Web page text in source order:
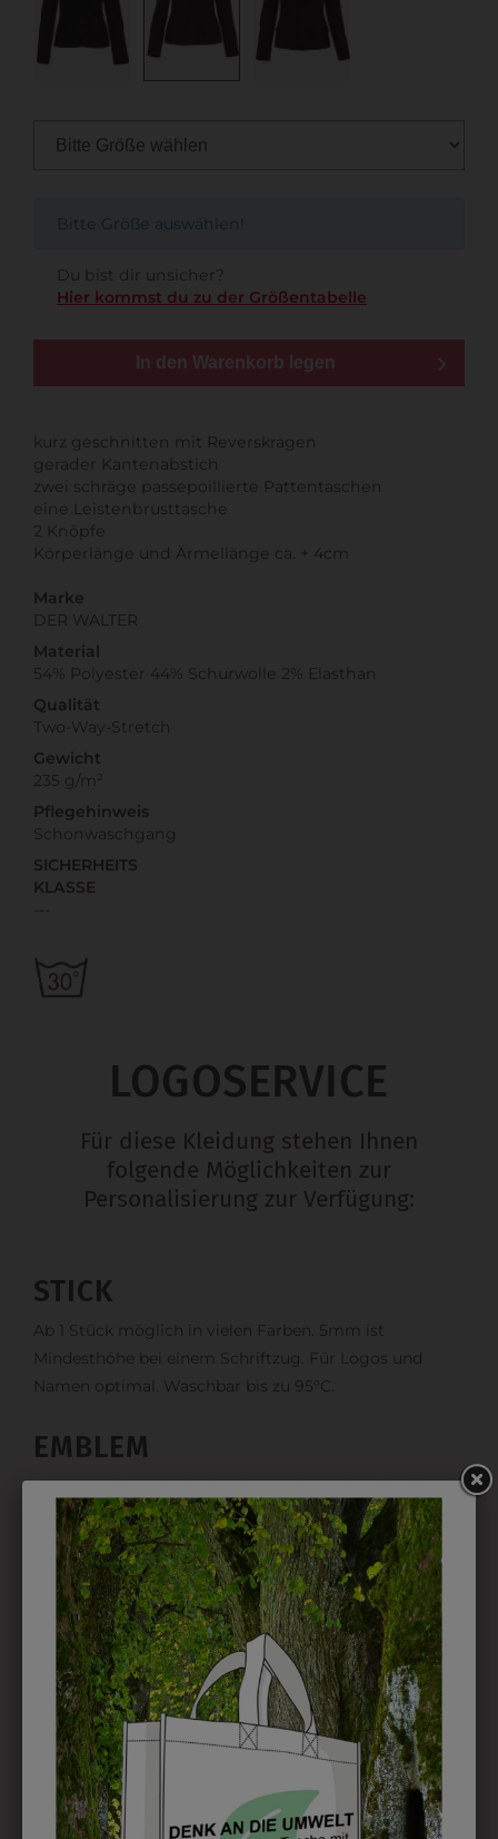
Bitte Größe auswählen!
Du bist dir unsicher?
Hier kommst du zu der Größentabelle
In den Warenkorb legen
kurz geschnitten mit Reverskragen
gerader Kantenabstich
zwei schräge passepoillierte Pattentaschen
eine Leistenbrusttasche
2 Knöpfe
Körperlänge und Ärmellänge ca. + 4cm
Marke
DER WALTER
Material
54% Polyester 44% Schurwolle 2% Elasthan
Qualität
Two-Way-Stretch
Gewicht
235 g/m²
Pflegehinweis
Schonwaschgang
SICHERHEITS
KLASSE
LOGOSERVICE
Für diese Kleidung stehen Ihnen
folgende Möglichkeiten zur
Personalisierung zur Verfügung:
STICK
Ab 1 Stück möglich in vielen Farben. 5mm ist
Mindesthöhe bei einem Schriftzug. Für Logos und
Namen optimal. Waschbar bis zu 95°C.
EMBLEM
Kann gestickt oder bedruckt werden. Sehr vielseitig
einsetzbar und beim Sticken wieder ab 1 Stück
möglich.
DRUCK
Perfekt für große Logos und für kleine Details, jedoch
kostet jede Farbe extra und ist erst ab 12 Stück
möglich. Waschbar bis zu 60°C.